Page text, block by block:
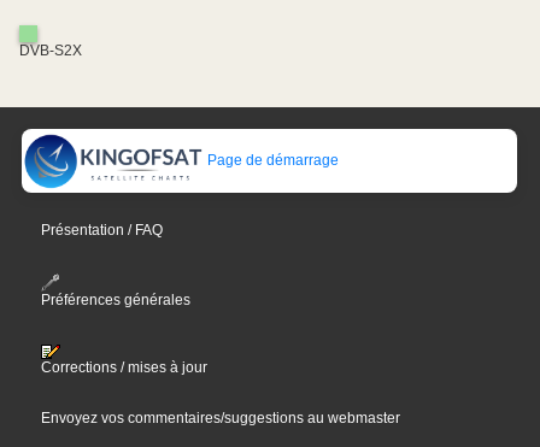
DVB-S2X
Page de démarrage
Présentation / FAQ
Préférences générales
Corrections / mises à jour
Envoyez vos commentaires/suggestions au webmaster